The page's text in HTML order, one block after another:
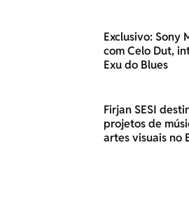
Exclusivo: Sony
com Celo Dut,
Exu do Blues
Firjan SESI
projetos de
artes visuais no